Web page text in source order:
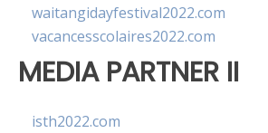
waitangidayfestival2022.com
vacancesscolaires2022.com
MEDIA PARTNER II
isth2022.com